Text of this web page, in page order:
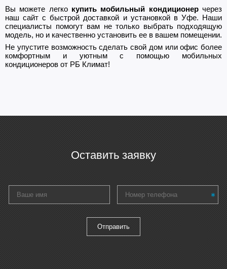
Вы можете легко купить мобильный кондиционерчерез
наш сайт с быстрой доставкой и установкой в Уфе. Наши
специалисты помогут вам не только выбрать подходящую
модель, но и качественно установить ее в вашем помещении.
Не упустите возможность сделать свой дом или офис более
комфортным и уютным с помощью мобильных
кондиционеров от РБ Климат!
Оставить заявку